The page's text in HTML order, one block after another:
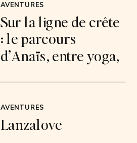
Sur la ligne de crête
: le parcours
d’Anaïs, entre yoga,
AVENTURES
Lanzalove
AVENTURES